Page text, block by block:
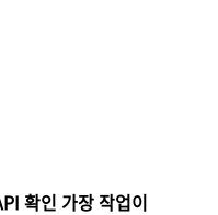
확인 가장 작업이